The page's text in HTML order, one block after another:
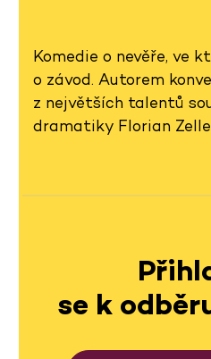
Komedie o nevěře, ve
o závod. Autorem
z největších talentů
dramatiky Florian
se k